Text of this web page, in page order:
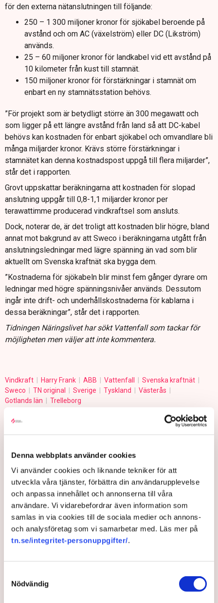
Denna webbplats använder cookies
Vi använder cookies och liknande tekniker för att
utveckla våra tjänster, förbättra din användarupplevelse
och anpassa innehållet och annonserna till våra
användare. Vi vidarebefordrar även information som
samlas in via cookies till de sociala medier och annons-
och analysföretag som vi samarbetar med. Läs mer på
tn.se/integritet-personuppgifter/.
Nödvändig
för den externa nätanslutningen till följande:
250 – 1 300 miljoner kronor för sjökabel beroende på
avstånd och om AC (växelström) eller DC (Likström)
används.
25 – 60 miljoner kronor för landkabel vid ett avstånd på
10 kilometer från kust till stamnät.
150 miljoner kronor för förstärkningar i stamnät om
enbart en ny stamnätsstation behövs.
”För projekt som är betydligt större än 300 megawatt och
som ligger på ett längre avstånd från land så att DC-kabel
behövs kan kostnaden för enbart sjökabel och omvandlare bli
många miljarder kronor. Krävs större förstärkningar i
stamnätet kan denna kostnadspost uppgå till flera miljarder”,
står det i rapporten.
Grovt uppskattar beräkningarna att kostnaden för slopad
anslutning uppgår till 0,8-1,1 miljarder kronor per
terawattimme producerad vindkraftsel som ansluts.
Dock, noterar de, är det troligt att kostnaden blir högre, bland
annat mot bakgrund av att Sweco i beräkningarna utgått från
anslutningsledningar med lägre spänning än vad som blir
aktuellt om Svenska kraftnät ska bygga dem.
”Kostnaderna för sjökabeln blir minst fem gånger dyrare om
ledningar med högre spänningsnivåer används. Dessutom
ingår inte drift- och underhållskostnaderna för kablarna i
dessa beräkningar”, står det i rapporten.
Tidningen Näringslivet har sökt Vattenfall som tackar för
möjligheten men väljer att inte kommentera.
Vindkraft Harry Frank ABB Vattenfall
Svenska kraftnät
Sweco
TN original Sverige Tyskland
Västerås
Gotlands län
Trelleborg
Pontus Nyman
6 dec 2024, 16:04
Uppdaterad: 19 feb 2025, 13:31
Värme och torka pressar Europas
kärnkraft